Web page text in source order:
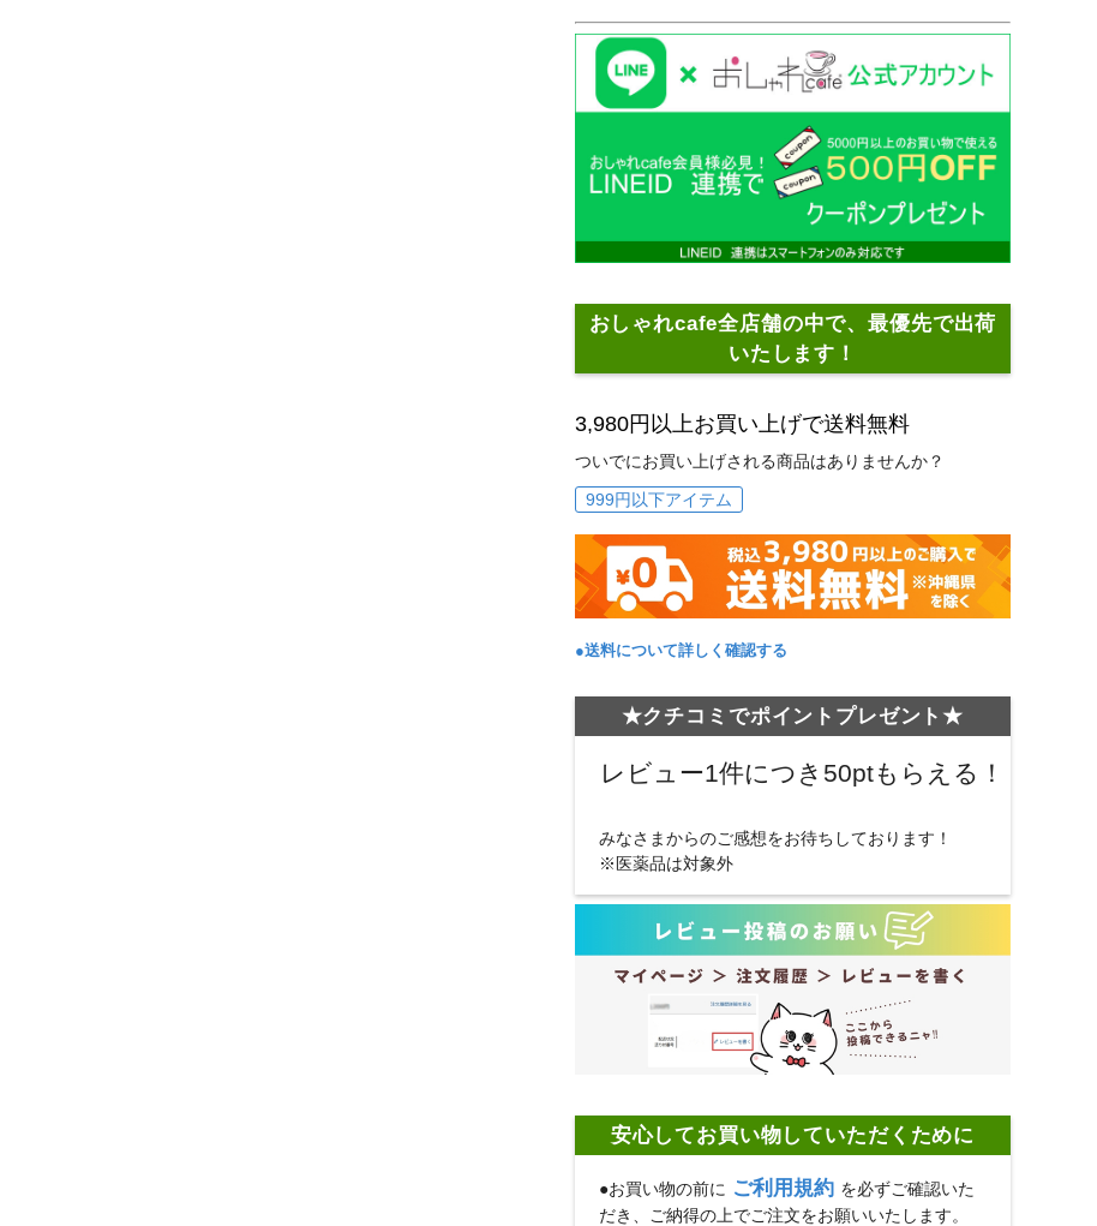
おしゃれcafe全店舗の中で、最優先で出荷
いたします！
3,980円以上お買い上げで送料無料
ついでにお買い上げされる商品はありませんか？
999円以下アイテム
●送料について詳しく確認する
★クチコミでポイントプレゼント★
レビュー1件につき50ptもらえる！
みなさまからのご感想をお待ちしております！
※医薬品は対象外
安心してお買い物していただくために
●お買い物の前に ご利用規約 を必ずご確認いた
だき、ご納得の上でご注文をお願いいたします。